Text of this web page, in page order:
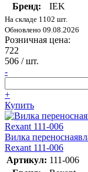
Бренд:
IEK
На складе 1102 шт.
Обновлено 09.08.2026
Розничная цена:
722
506 / шт.
-
+
Купить
Вилка
Rexant 111-006
Артикул: 111-006